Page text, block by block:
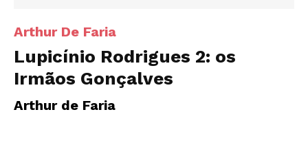
Arthur De Faria
Lupicínio Rodrigues 2: os
Irmãos Gonçalves
Arthur de Faria